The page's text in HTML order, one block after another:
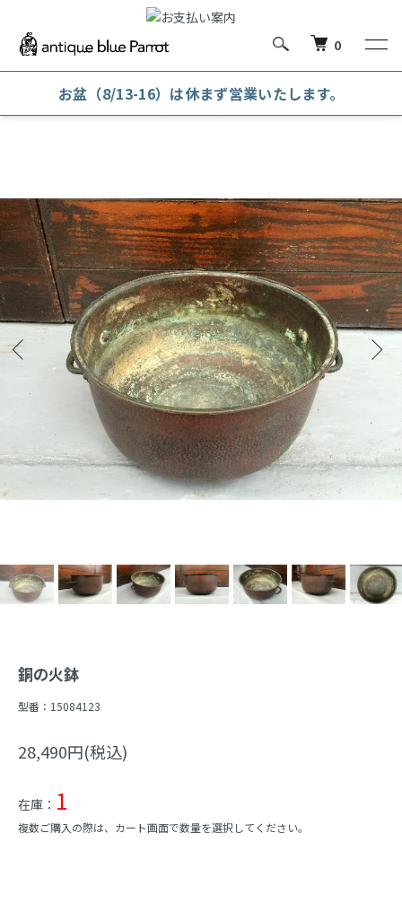
0
お盆（8/13-16）は休まず営業いたします。
火鉢 火鉢（その他）
銅の火鉢
型番： 15084123
28,490円(税込)
在庫： 1
複数ご購入の際は、カート画面で数量を選択してください。